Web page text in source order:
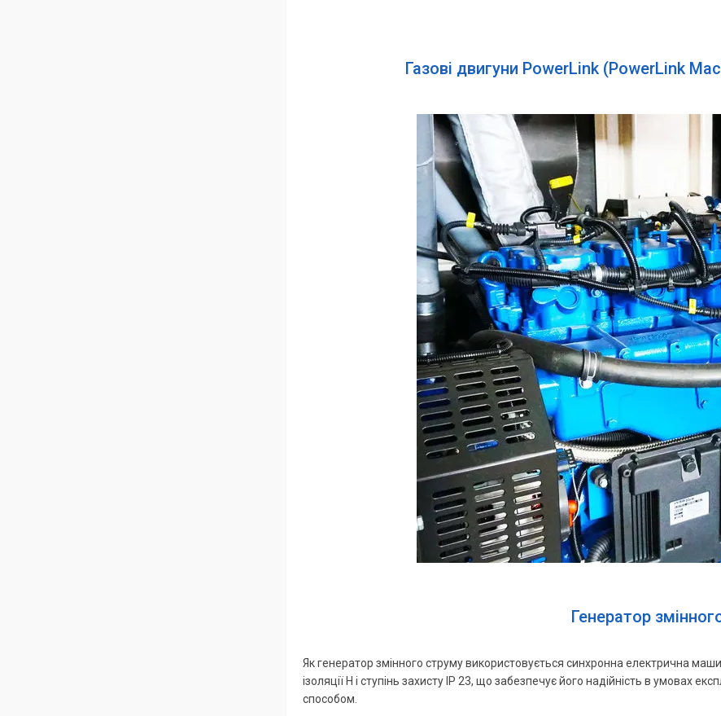
Газові двигуни PowerLink (PowerLink
Генератор
Як генератор змінного струму використовується синхронна електрична
ізоляції Н і ступінь захисту IP 23, що забезпечує його надійність в умовах
способом.